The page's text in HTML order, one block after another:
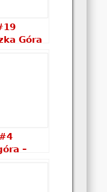
Góra
–